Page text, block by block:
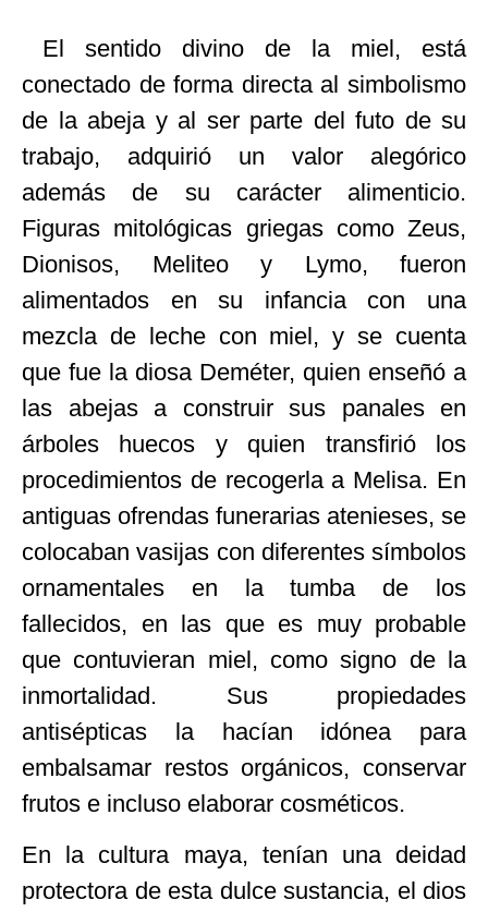
El sentido divino de la miel, está
conectado de forma directa al simbolismo
de la abeja y al ser parte del futo de su
trabajo, adquirió un valor alegórico
además de su carácter alimenticio.
Figuras mitológicas griegas como Zeus,
Dionisos, Meliteo y Lymo, fueron
alimentados en su infancia con una
mezcla de leche con miel, y se cuenta
que fue la diosa Deméter, quien enseñó a
las abejas a construir sus panales en
árboles huecos y quien transfirió los
procedimientos de recogerla a Melisa. En
antiguas ofrendas funerarias atenieses, se
colocaban vasijas con diferentes símbolos
ornamentales en la tumba de los
fallecidos, en las que es muy probable
que contuvieran miel, como signo de la
inmortalidad. Sus propiedades
antisépticas la hacían idónea para
embalsamar restos orgánicos, conservar
frutos e incluso elaborar cosméticos.
En la cultura maya, tenían una deidad
protectora de esta dulce sustancia, el dios